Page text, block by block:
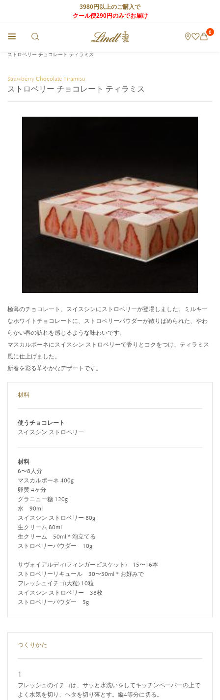
3980円以上のご購入で
クール便290円のみでお届け
0
ストロベリー チョコレート ティラミス
Strawberry Chocolate Tiramisu
ストロベリー チョコレート ティラミス
極薄のチョコレート、スイスシンにストロベリーが登場しました。ミルキー
なホワイトチョコレートに、ストロベリーパウダーが散りばめられた、やわ
らかい春の訪れを感じるような味わいです。
マスカルポーネにスイスシン ストロベリーで香りとコクをつけ、ティラミス
風に仕上げました。
新春を彩る華やかなデザートです。
材料
使うチョコレート
スイスシン ストロベリー
材料
6〜8人分
マスカルポーネ 400g
卵黄 4ヶ分
グラニュー糖 120g
水 90ml
スイスシン ストロベリー 80g
生クリーム 80ml
生クリーム 50ml＊泡立てる
ストロベリーパウダー 10g
サヴォイアルディ(フィンガービスケット) 15〜16本
ストロベリーリキュール 30〜50ml＊お好みで
フレッシュイチゴ(大粒) 10粒
スイスシン ストロベリー 38枚
ストロベリーパウダー 5g
つくりかた
1
フレッシュのイチゴは、サッと水洗いをしてキッチンペーパーの上で
よく水気を切り、ヘタを切り落とす。縦4等分に切る。